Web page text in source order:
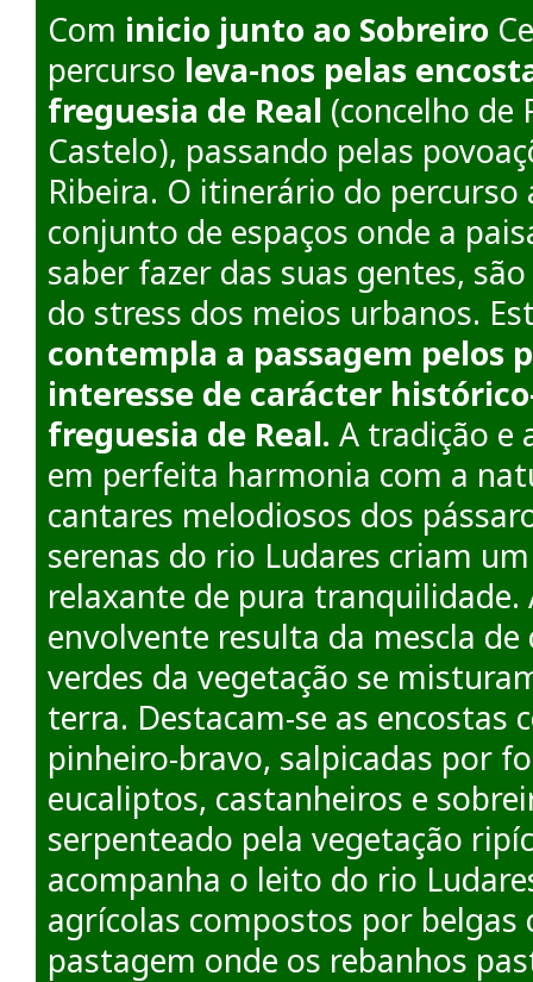
Com inicio junto ao Sobreiro
percurso leva-nos pelas
freguesia de Real (concelho de
Castelo), passando pelas
Ribeira. O itinerário do
conjunto de espaços onde a
saber fazer das suas gentes,
do stress dos meios urbanos.
contempla a passagem pelos
interesse de carácter
freguesia de Real. A tradição e
em perfeita harmonia com a
cantares melodiosos dos
serenas do rio Ludares criam
relaxante de pura tranquilidade.
envolvente resulta da mescla de
verdes da vegetação se
terra. Destacam-se as encostas
pinheiro-bravo, salpicadas por
eucaliptos, castanheiros e
serpenteado pela vegetação
acompanha o leito do rio
agrícolas compostos por belgas
pastagem onde os rebanhos